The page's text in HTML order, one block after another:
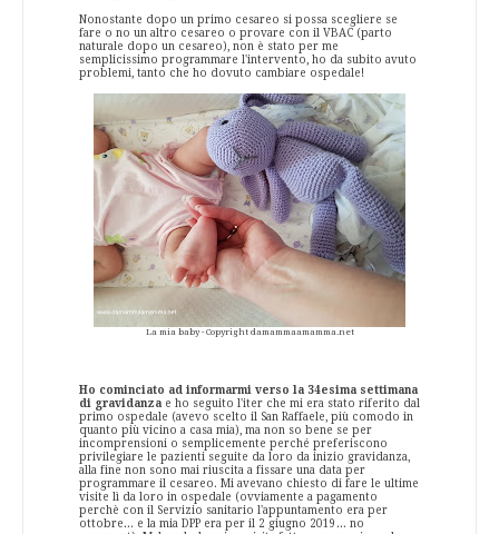
Nonostante dopo un primo cesareo si possa scegliere se
fare o no un altro cesareo o provare con il VBAC (parto
naturale dopo un cesareo), non è stato per me
semplicissimo programmare l'intervento, ho da subito avuto
problemi, tanto che ho dovuto cambiare ospedale!
La mia baby - Copyright damammaamamma.net
Ho cominciato ad informarmi verso la 34esima settimana
di gravidanza e ho seguito l'iter che mi era stato riferito dal
primo ospedale (avevo scelto il San Raffaele, più comodo in
quanto più vicino a casa mia), ma non so bene se per
incomprensioni o semplicemente perché preferiscono
privilegiare le pazienti seguite da loro da inizio gravidanza,
alla fine non sono mai riuscita a fissare una data per
programmare il cesareo. Mi avevano chiesto di fare le ultime
visite lì da loro in ospedale (ovviamente a pagamento
perchè con il Servizio sanitario l'appuntamento era per
ottobre... e la mia DPP era per il 2 giugno 2019... no